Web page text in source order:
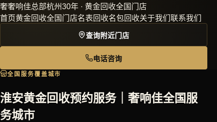
奢奢响佳总部杭州30年 · 黄金回收全国门店
首页黄金回收全国门店名表回收名包回收关于我们 联系我们
查询附近门店
电话咨询
全国服务覆盖城市
淮安黄金回收预约服务｜奢响佳全国服
务城市